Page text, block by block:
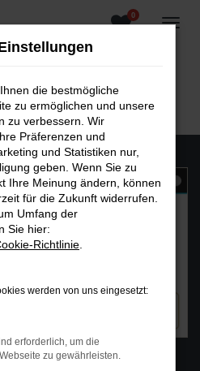
0
die bestmögliche
zu ermöglichen und unsere
zu verbessern. Wir
Präferenzen und
und Statistiken nur,
geben. Wenn Sie zu
Ihre Meinung ändern, können
für die Zukunft widerrufen.
Umfang der
Sie hier:
Richtlinie
werden von uns eingesetzt:
erforderlich, um die
zu gewährleisten.